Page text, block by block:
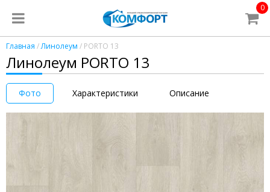
0
Главная /Линолеум / PORTO 13
Линолеум PORTO 13
Фото Характеристики Описание